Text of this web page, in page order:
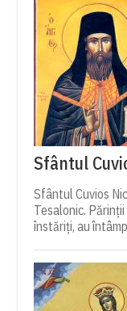
Sfântul
Sfântul Cuvios
Tesalonic.
înstăriți, au